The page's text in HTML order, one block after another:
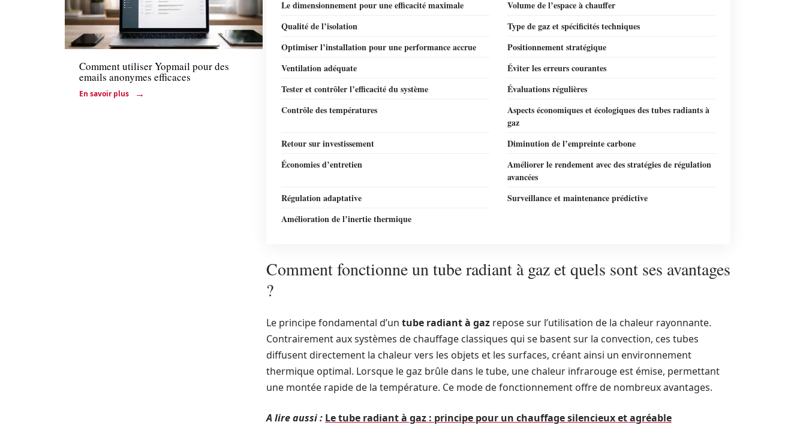
Actu
Comment utiliser Yopmail pour des
emails anonymes efficaces
En savoir plus
Le dimensionnement pour une efficacité maximale
Volume de l’espace à chauffer
Qualité de l’isolation
Type de gaz et spécificités techniques
Optimiser l’installation pour une performance accrue
Positionnement stratégique
Ventilation adéquate
Éviter les erreurs courantes
Tester et contrôler l’efficacité du système
Évaluations régulières
Contrôle des températures
Aspects économiques et écologiques des tubes radiants à
gaz
Retour sur investissement
Diminution de l’empreinte carbone
Économies d’entretien
Améliorer le rendement avec des stratégies de régulation
avancées
Régulation adaptative
Surveillance et maintenance prédictive
Amélioration de l’inertie thermique
Comment fonctionne un tube radiant à gaz et quels sont ses avantages
?
Le principe fondamental d’un tube radiant à gaz repose sur l’utilisation de la chaleur rayonnante.
Contrairement aux systèmes de chauffage classiques qui se basent sur la convection, ces tubes
diffusent directement la chaleur vers les objets et les surfaces, créant ainsi un environnement
thermique optimal. Lorsque le gaz brûle dans le tube, une chaleur infrarouge est émise, permettant
une montée rapide de la température. Ce mode de fonctionnement offre de nombreux avantages.
A lire aussi : Le tube radiant à gaz : principe pour un chauffage silencieux et agréable